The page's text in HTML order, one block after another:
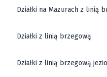
Działki na Mazurach z linią
Działki z linią brzegową
Działki z linią brzegową